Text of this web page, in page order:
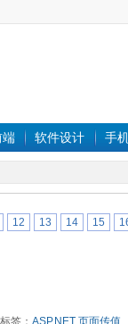
端 软件设计 手
12 13 14 15
签： ASP.NET 页面传值